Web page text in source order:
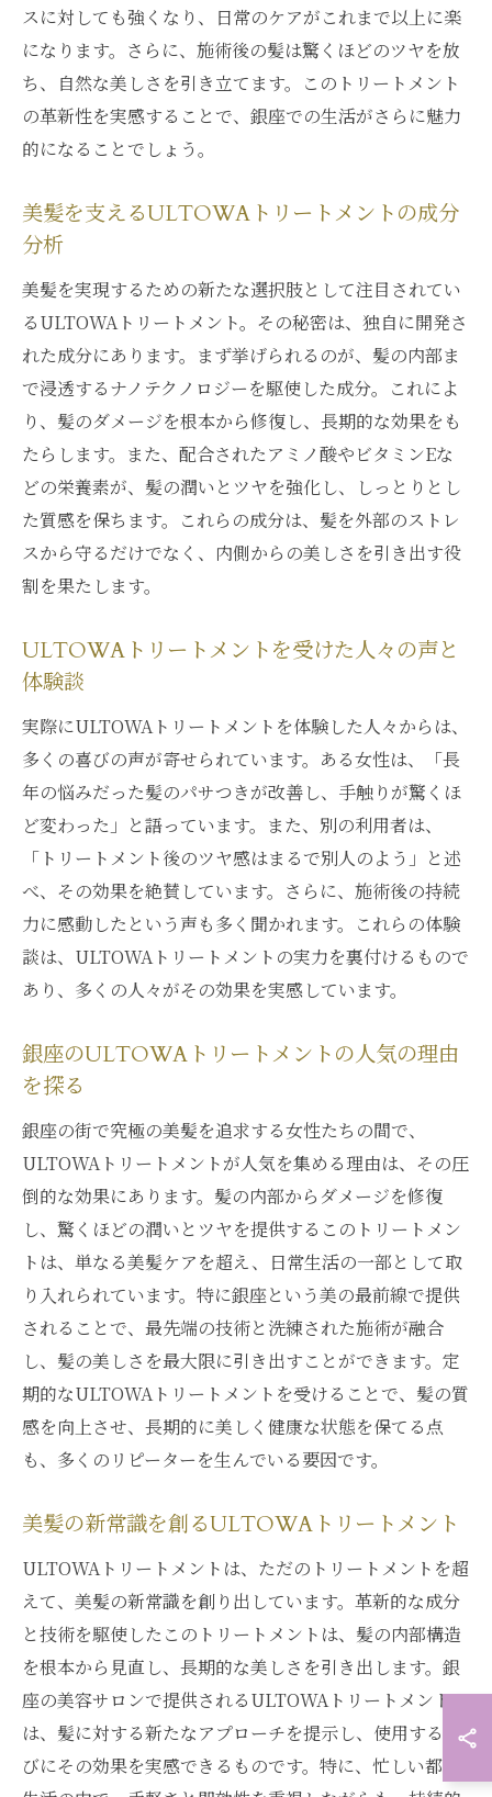
スに対しても強くなり、日常のケアがこれまで以上に楽
になります。さらに、施術後の髪は驚くほどのツヤを放
ち、自然な美しさを引き立てます。このトリートメント
の革新性を実感することで、銀座での生活がさらに魅力
的になることでしょう。
美髪を支えるULTOWAトリートメントの成分
分析
美髪を実現するための新たな選択肢として注目されてい
るULTOWAトリートメント。その秘密は、独自に開発さ
れた成分にあります。まず挙げられるのが、髪の内部ま
で浸透するナノテクノロジーを駆使した成分。これによ
り、髪のダメージを根本から修復し、長期的な効果をも
たらします。また、配合されたアミノ酸やビタミンEな
どの栄養素が、髪の潤いとツヤを強化し、しっとりとし
た質感を保ちます。これらの成分は、髪を外部のストレ
スから守るだけでなく、内側からの美しさを引き出す役
割を果たします。
ULTOWAトリートメントを受けた人々の声と
体験談
実際にULTOWAトリートメントを体験した人々からは、
多くの喜びの声が寄せられています。ある女性は、「長
年の悩みだった髪のパサつきが改善し、手触りが驚くほ
ど変わった」と語っています。また、別の利用者は、
「トリートメント後のツヤ感はまるで別人のよう」と述
べ、その効果を絶賛しています。さらに、施術後の持続
力に感動したという声も多く聞かれます。これらの体験
談は、ULTOWAトリートメントの実力を裏付けるもので
あり、多くの人々がその効果を実感しています。
銀座のULTOWAトリートメントの人気の理由
を探る
銀座の街で究極の美髪を追求する女性たちの間で、
ULTOWAトリートメントが人気を集める理由は、その圧
倒的な効果にあります。髪の内部からダメージを修復
し、驚くほどの潤いとツヤを提供するこのトリートメン
トは、単なる美髪ケアを超え、日常生活の一部として取
り入れられています。特に銀座という美の最前線で提供
されることで、最先端の技術と洗練された施術が融合
し、髪の美しさを最大限に引き出すことができます。定
期的なULTOWAトリートメントを受けることで、髪の質
感を向上させ、長期的に美しく健康な状態を保てる点
も、多くのリピーターを生んでいる要因です。
美髪の新常識を創るULTOWAトリートメント
ULTOWAトリートメントは、ただのトリートメントを超
えて、美髪の新常識を創り出しています。革新的な成分
と技術を駆使したこのトリートメントは、髪の内部構造
を根本から見直し、長期的な美しさを引き出します。銀
座の美容サロンで提供されるULTOWAトリートメント
は、髪に対する新たなアプローチを提示し、使用するた
びにその効果を実感できるものです。特に、忙しい都会